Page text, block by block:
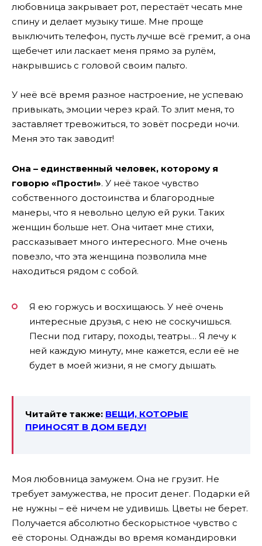
любовница закрывает рот, перестаёт чесать мне
спину и делает музыку тише. Мне проще
выключить телефон, пусть лучше всё гремит, а она
щебечет или ласкает меня прямо за рулём,
накрывшись с головой своим пальто.
У неё всё время разное настроение, не успеваю
привыкать, эмоции через край. То злит меня, то
заставляет тревожиться, то зовёт посреди ночи.
Меня это так заводит!
Она – единственный человек, которому я
говорю «Прости!». У неё такое чувство
собственного достоинства и благородные
манеры, что я невольно целую ей руки. Таких
женщин больше нет. Она читает мне стихи,
рассказывает много интересного. Мне очень
повезло, что эта женщина позволила мне
находиться рядом с собой.
Я ею горжусь и восхищаюсь. У неё очень
интересные друзья, с нею не соскучишься.
Песни под гитару, походы, театры… Я лечу к
ней каждую минуту, мне кажется, если её не
будет в моей жизни, я не смогу дышать.
Читайте также: ВЕЩИ, КОТОРЫЕ
ПРИНОСЯТ В ДОМ БЕДУ!
Моя любовница замужем. Она не грузит. Не
требует замужества, не просит денег. Подарки ей
не нужны – её ничем не удивишь. Цветы не берет.
Получается абсолютно бескорыстное чувство с
её стороны. Однажды во время командировки